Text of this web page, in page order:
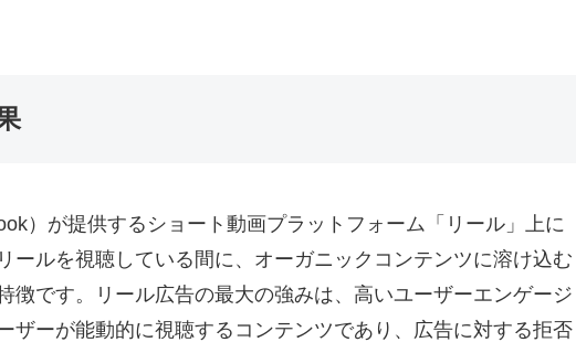
）が提供するショート動画プラットフォーム「リール」上に
ールを視聴している間に、オーガニックコンテンツに溶け込む
徴です。リール広告の最大の強みは、高いユーザーエンゲージ
ザーが能動的に視聴するコンテンツであり、広告に対する拒否